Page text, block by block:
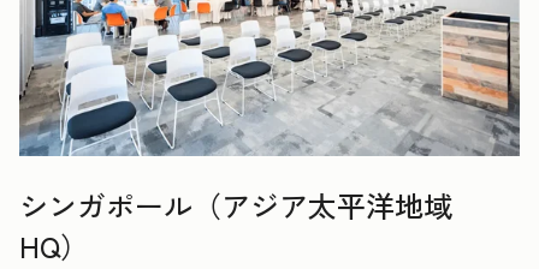
シンガポール（アジア太平洋地域
HQ）